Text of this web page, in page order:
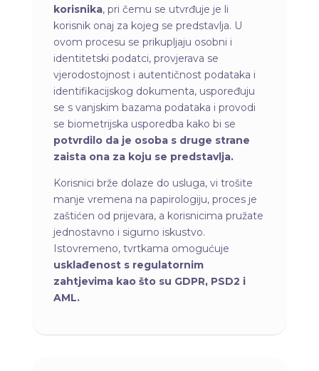
korisnika, pri čemu se utvrđuje je li
korisnik onaj za kojeg se predstavlja. U
ovom procesu se prikupljaju osobni i
identitetski podatci, provjerava se
vjerodostojnost i autentičnost podataka i
identifikacijskog dokumenta, uspoređuju
se s vanjskim bazama podataka i provodi
se biometrijska usporedba kako bi se
potvrdilo da je osoba s druge strane
zaista ona za koju se predstavlja.
Korisnici brže dolaze do usluga, vi trošite
manje vremena na papirologiju, proces je
zaštićen od prijevara, a korisnicima pružate
jednostavno i sigurno iskustvo.
Istovremeno, tvrtkama omogućuje
usklađenost s regulatornim
zahtjevima kao što su GDPR, PSD2 i
AML.